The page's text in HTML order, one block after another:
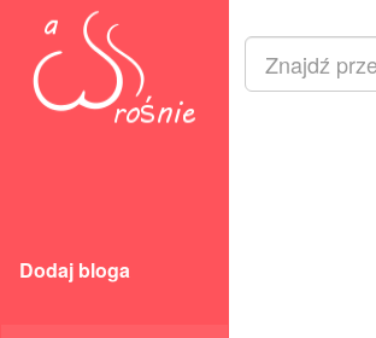
Dodaj bloga